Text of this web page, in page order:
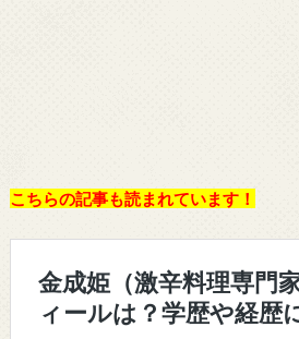
こちらの記事も読まれています！